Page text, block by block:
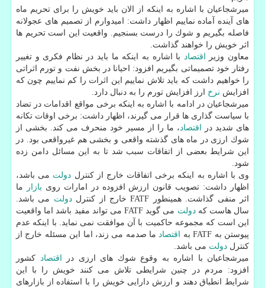
میرشجاعیان با اشاره به اینكه از الان باید خویش را برای تحریم ماه
های آینده آماده نماییم اظهار داشت: امیدوارم از تصمیم های عجولانه
فاصله بگیریم و شوك را درست بسنجیم. واقعیت این است تحریم ها
اثر خویش را خواهند گذاشت.
معاون وزیر
اقتصاد با اشاره به اینكه ما باید در نظام فكری و تغییر
رفتار خود تصمیماتی بگیریم افزود: احیانا در بخش نفت و تورم اثراتی
را خواهیم داشت كه باید تلاش نماییم این اثرات را كم نماییم چون كه
افزایش نرخ ارز افزایش تورم را به دنبال دارد.
میرشجاعیان در ادامه با اشاره به اینكه برخی مواقع اقدامات در تضاد
با سیاست گذاری ها قرار می گیرند، اظهار داشت: برخی اوقات تكانه
های شدید در
اقتصاد ، ما را از مسیر خود منحرف می كند. بخشی از
شوك ارزی در ماه های گذشته واقعی و بخشی هم غیرواقعی بود. در
این شرایط بعضی از اتفاقات سبب شد تا به این مسائل دامن زده
شود.
وی با اشاره به اینكه برخی اتفاقات خارج از كنترل دولت می باشد،
اظهار داشت: تصویب قانون ارزش افزوده در امارات روی بازار
ما
اثر منفی گذاشت. همینطور FATF خارج از كنترل
دولت می باشد.
سال هاست كهدولت
می گوید FATF می تواند مفید باشد اما واقعیت
این است كه مجموعه حاكمیت با آن موافقت نمی نماید. با اینكه عدم
پیوستن به FATF به
اقتصاد ما صدمه می زند، اما این مسئله خارج از
كنترل دولت می باشد.
میرشجاعیان با اشاره به وقوع شوك های ارزی در
اقتصاد
كشور
افزود: مردم در چنین شرایطی تلاش می كنند خویش را با این
شرایط انطباق دهند و ارزش دارایی خویش را با استفاده از بازارهای